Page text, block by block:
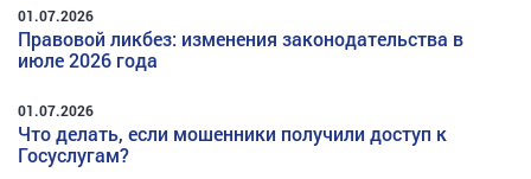
01.07.2026
Правовой ликбез: изменения законодательства в
июле 2026 года
01.07.2026
Что делать, если мошенники получили доступ к
Госуслугам?